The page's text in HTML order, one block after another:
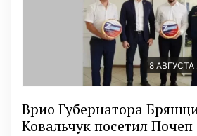
8 АВГУСТА
Врио Губернатора
Ковальчук посетил Почеп